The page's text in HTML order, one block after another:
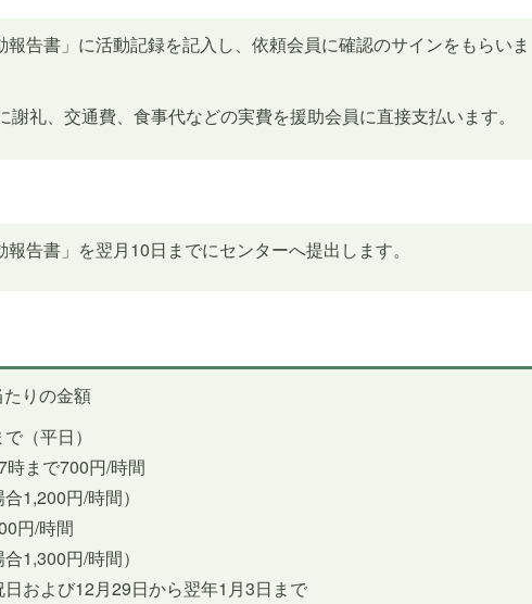
告書」に活動記録を記入し、依頼会員に確認のサインをもらいま
礼、交通費、食事代などの実費を援助会員に直接支払います。
告書」を翌月10日までにセンターへ提出します。
りの金額
（平日）
時まで700円/時間
1,200円/時間）
円/時間
1,300円/時間）
および12月29日から翌年1月3日まで